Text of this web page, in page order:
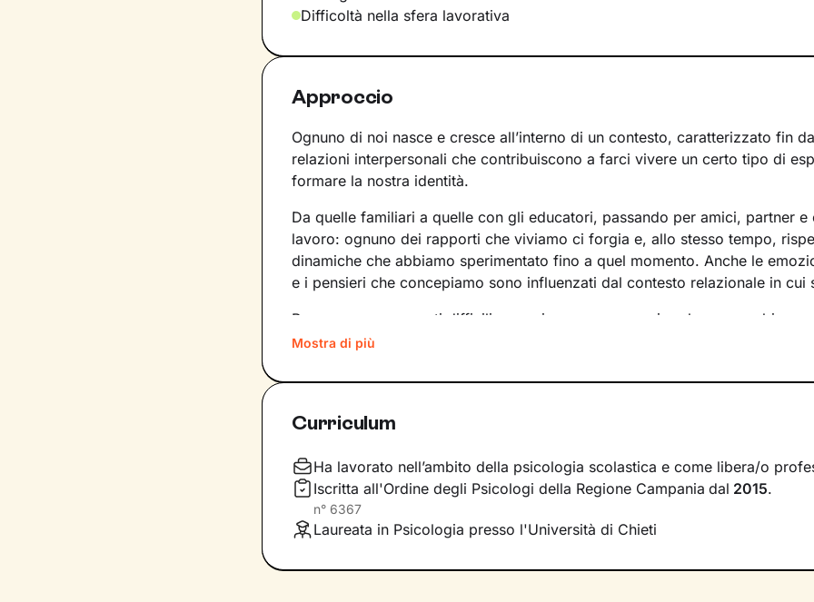
Difficoltà nella sfera lavorativa
Approccio
Ognuno di noi nasce e cresce all’interno di un contesto, caratterizzato fin
relazioni interpersonali che contribuiscono a farci vivere un certo tipo di
formare la nostra identità.
Da quelle familiari a quelle con gli educatori, passando per amici, partner e
lavoro: ognuno dei rapporti che viviamo ci forgia e, allo stesso tempo,
dinamiche che abbiamo sperimentato fino a quel momento. Anche le
e i pensieri che concepiamo sono influenzati dal contesto relazionale in cui
Per superare momenti difficili e raggiungere un maggiore benessere
quali siano gli elementi che non ci rappresentano più e quali i bisogni
dentro di noi anche se spesso non ne siamo consapevoli.
Il nostro percorso insieme si baserà su accoglienza, ascolto e
Non solo: sviluppando nuovi pensieri e comportamenti, potrai vivere il tuo
maniera più soddisfacente e serena.
Daremo il via a un cammino che ti condurrà su strade mai percorse prima,
benessere che desideri.
Mostra di più
Curriculum
Ha lavorato nell’ambito della psicologia scolastica e come libera/o
Iscritta all'Ordine degli Psicologi della Regione Campania dal 2015.
n° 6367
Laureata in Psicologia presso l'Università di Chieti